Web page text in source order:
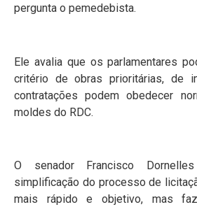
pergunta o pemedebista.
Ele avalia que os parlamentares
critério de obras prioritárias, de
contratações podem obedecer
moldes do RDC.
O senador Francisco
simplificação do processo de
mais rápido e objetivo, mas